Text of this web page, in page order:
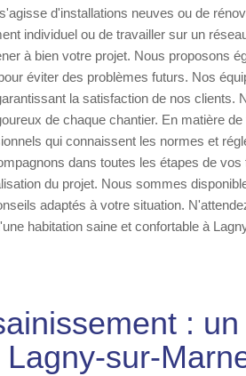
d'installations neuves ou de
individuel ou de travailler sur un
à bien votre projet. Nous proposons
éviter des problèmes futurs. Nos
la satisfaction de nos clients.
de chaque chantier. En matière
qui connaissent les normes et
dans toutes les étapes de
du projet. Nous sommes
adaptés à votre situation.
habitation saine et confortable à
:
Lagny-sur-